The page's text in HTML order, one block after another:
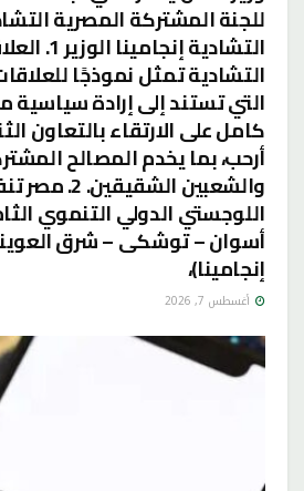
للجنة المشتركة المصرية
التشادية
التشادية تمثل نموذجًا
التي تستند إلى إرادة
كامل على الارتقاء بالتعاون
أرحب، بما يخدم المصالح
والشعبين
اللوجستي الدولي التنموي
أسوان – توشكى – شرق
إنجامينا)،
أغسطس 7, 2026